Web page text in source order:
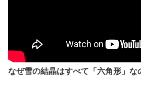
なぜ雪の結晶はすべて「六角形」な